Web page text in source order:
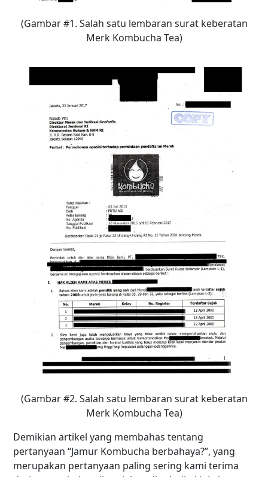
(Gambar #1. Salah satu lembaran surat keberatan
Merk Kombucha Tea)
(Gambar #2. Salah satu lembaran surat keberatan
Merk Kombucha Tea)
Demikian artikel yang membahas tentang
pertanyaan “Jamur Kombucha berbahaya?”, yang
merupakan pertanyaan paling sering kami terima